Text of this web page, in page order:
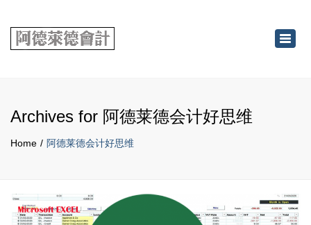
Archives for 阿德莱德会计好思维
Home 阿德莱德会计好思维